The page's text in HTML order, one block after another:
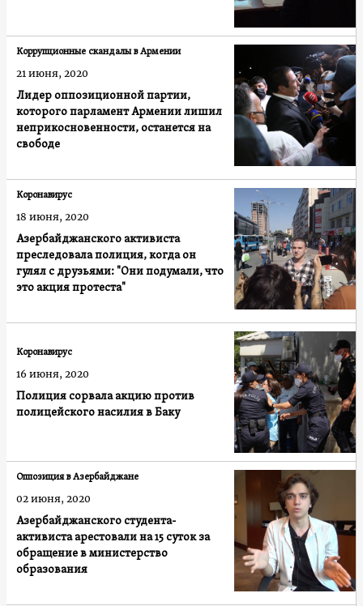
Лидер оппозиционной партии,
которого парламент Армении лишил
неприкосновенности, останется на
свободе
Коррупционные скандалы в Армении
21 июня, 2020
Азербайджанского активиста
преследовала полиция, когда он
гулял с друзьями: "Они подумали, что
это акция протеста"
Коронавирус
18 июня, 2020
Полиция сорвала акцию против
полицейского насилия в Баку
Коронавирус
16 июня, 2020
Азербайджанского студента-
активиста арестовали на 15 суток за
обращение в министерство
образования
Оппозиция в Азербайджане
02 июня, 2020